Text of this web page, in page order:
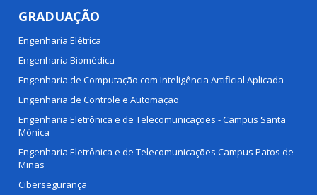
GRADUAÇÃO
Engenharia Elétrica
Engenharia Biomédica
Engenharia de Computação com Inteligência Artificial Aplicada
Engenharia de Controle e Automação
Engenharia Eletrônica e de Telecomunicações - Campus Santa
Mônica
Engenharia Eletrônica e de Telecomunicações Campus Patos de
Minas
Cibersegurança